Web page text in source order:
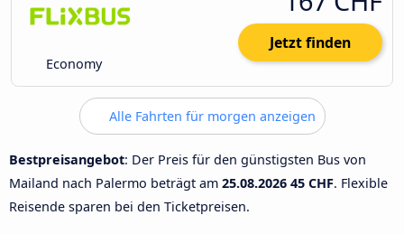
Economy
Jetzt finden
Alle Fahrten für morgen anzeigen
Bestpreisangebot: Der Preis für den günstigsten Bus von
Mailand nach Palermo beträgt am 25.08.2026 45 CHF. Flexible
Reisende sparen bei den Ticketpreisen.